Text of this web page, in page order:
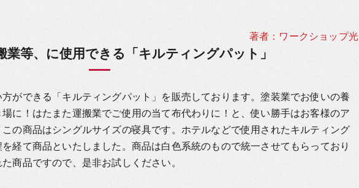
著者：ワークショップ光
業等、に使用できる「キルティングパット」
ができる「キルティングパット」を販売しております。塗装業でお使いの養
に！はたまた運搬業でご使用の当て布代わりに！と、使い勝手はお客様のア
の商品はシングルサイズの寝具です。ホテルなどで使用されたキルティング
経て商品といたしました。商品は白色系統のもので統一させてもらっており
商品ですので、是非お試しください。